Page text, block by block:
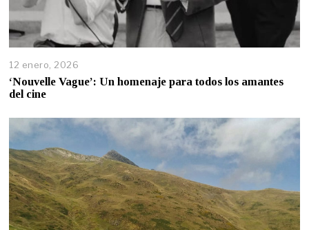
12 enero, 2026
‘Nouvelle Vague’: Un homenaje para todos los amantes
del cine